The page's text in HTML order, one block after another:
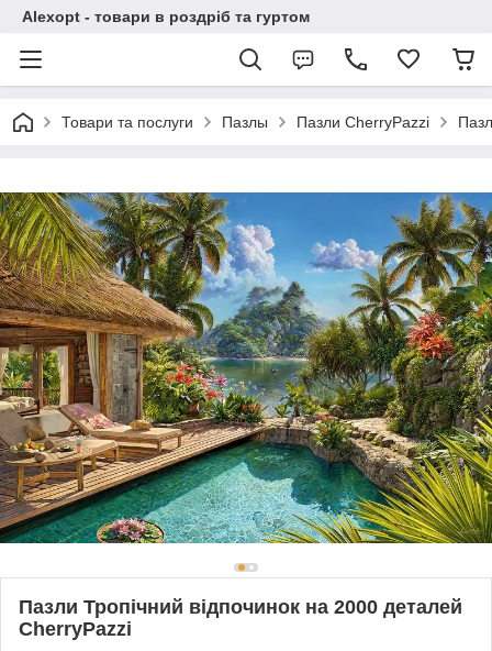
Alexopt - товари в роздріб та гуртом
Товари та послуги Пазлы Пазли CherryPazzi
Пазли Тропічний відпочинок на 2000 деталей
CherryPazzi